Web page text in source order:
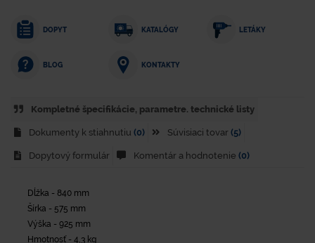
DOPYT KATALÓGY LETÁKY
BLOG KONTAKTY
Kompletné špecifikácie, parametre. technické listy
Dokumenty k stiahnutiu (0) Súvisiaci tovar (5)
Dopytový formulár Komentár a hodnotenie (0)
Dĺžka - 840 mm
Šírka - 575 mm
Výška - 925 mm
Hmotnosť - 4,3 kg